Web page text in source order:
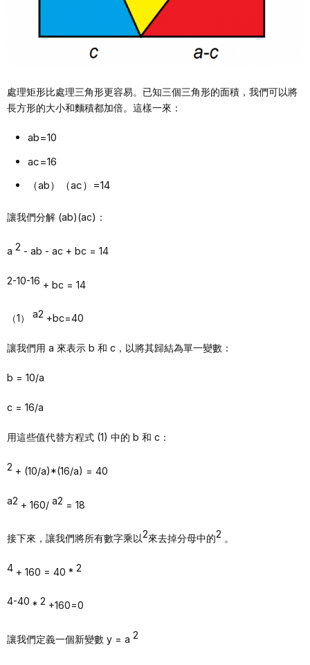
處理矩形比處理三角形更容易。已知三個三角形的面積，我們可以將
長方形的大小和麵積都加倍。這樣一來：
ab=10
ac=16
（ab）（ac）=14
讓我們分解 (ab)(ac)：
a 2 - ab - ac + bc = 14
2-10-16 + bc = 14
（1） a2 +bc=40
讓我們用 a 來表示 b 和 c，以將其歸結為單一變數：
b = 10/a
c = 16/a
用這些值代替方程式 (1) 中的 b 和 c：
2 + (10/a)*(16/a) = 40
a2 + 160/ a2 = 18
接下來，讓我們將所有數字乘以2來去掉分母中的2 。
4 + 160 = 40 * 2
4-40 * 2 +160=0
讓我們定義一個新變數 y = a 2